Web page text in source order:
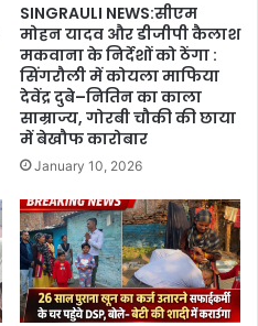
SINGRAULI NEWS:सीएम
मोहन यादव और डीजीपी कैलाश
मकवाना के निर्देशों को ठेंगा :
सिंगरौली में कोयला माफिया
देवेंद्र दुबे–नितिन का काला
साम्राज्य, गोरबी चौकी की छाया
में बेखौफ कारोबार
January 10, 2026